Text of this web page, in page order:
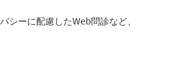
シーに配慮したWeb問診など、